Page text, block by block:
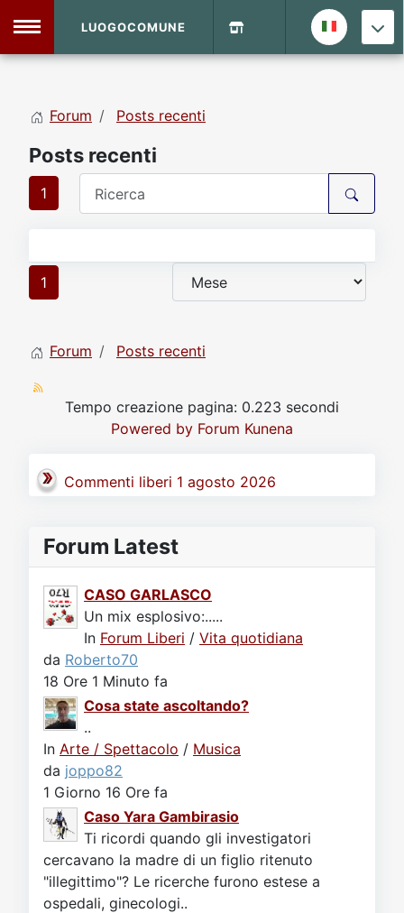
DVD Shop
Sito
Vecchio Sito
LUOGOCOMUNE
Forum Posts recenti
Posts recenti
1
1
Forum Posts recenti
Tempo creazione pagina: 0.223 secondi
Powered by Forum Kunena
Commenti liberi 1 agosto 2026
Forum Latest
CASO GARLASCO
Un mix esplosivo:.....
In Forum Liberi / Vita quotidiana
da Roberto70
18 Ore 1 Minuto fa
Cosa state ascoltando?
..
In Arte / Spettacolo / Musica
da joppo82
1 Giorno 16 Ore fa
Caso Yara Gambirasio
Ti ricordi quando gli investigatori
cercavano la madre di un figlio ritenuto
"illegittimo"? Le ricerche furono estese a
ospedali, ginecologi..